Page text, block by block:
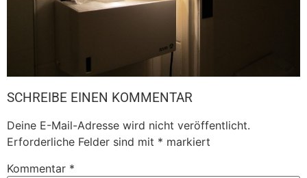
SCHREIBE EINEN KOMMENTAR
Deine E-Mail-Adresse wird nicht veröffentlicht.
Erforderliche Felder sind mit * markiert
Kommentar *